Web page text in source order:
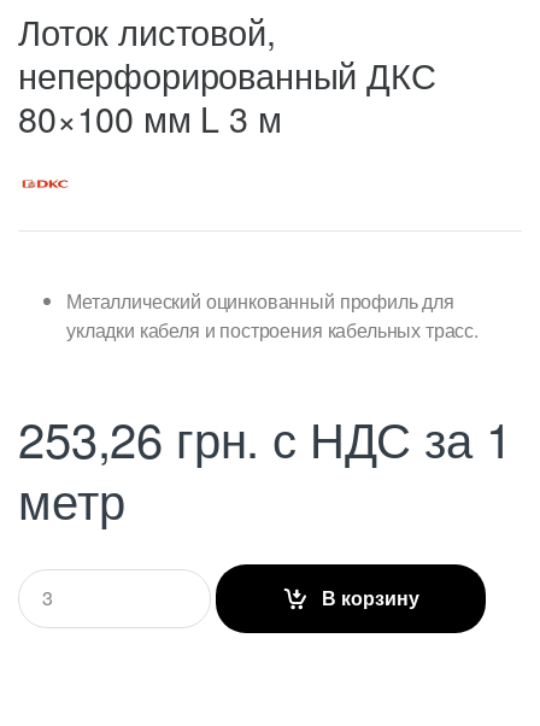
Лоток листовой,
неперфорированный ДКС
80×100 мм L 3 м
Металлический оцинкованный профиль для
укладки кабеля и построения кабельных трасс.
253,26 грн. с НДС за 1
метр
Q
u
a
В корзину